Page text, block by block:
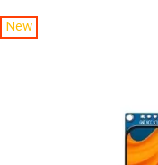
New